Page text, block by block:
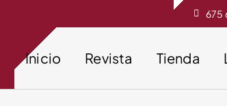
675
Inicio Revista Tienda